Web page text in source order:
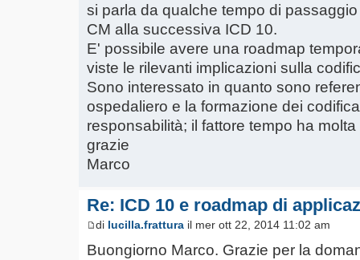
si parla da qualche tempo di
CM alla successiva ICD 10.
E' possibile avere una roadmap
viste le rilevanti implicazioni sulla
Sono interessato in quanto sono
ospedaliero e la formazione dei
responsabilità; il fattore tempo ha
grazie
Marco
Re: ICD 10 e roadmap di
di lucilla.frattura il mer ott 22, 2014 11:02 am
Buongiorno Marco. Grazie per la